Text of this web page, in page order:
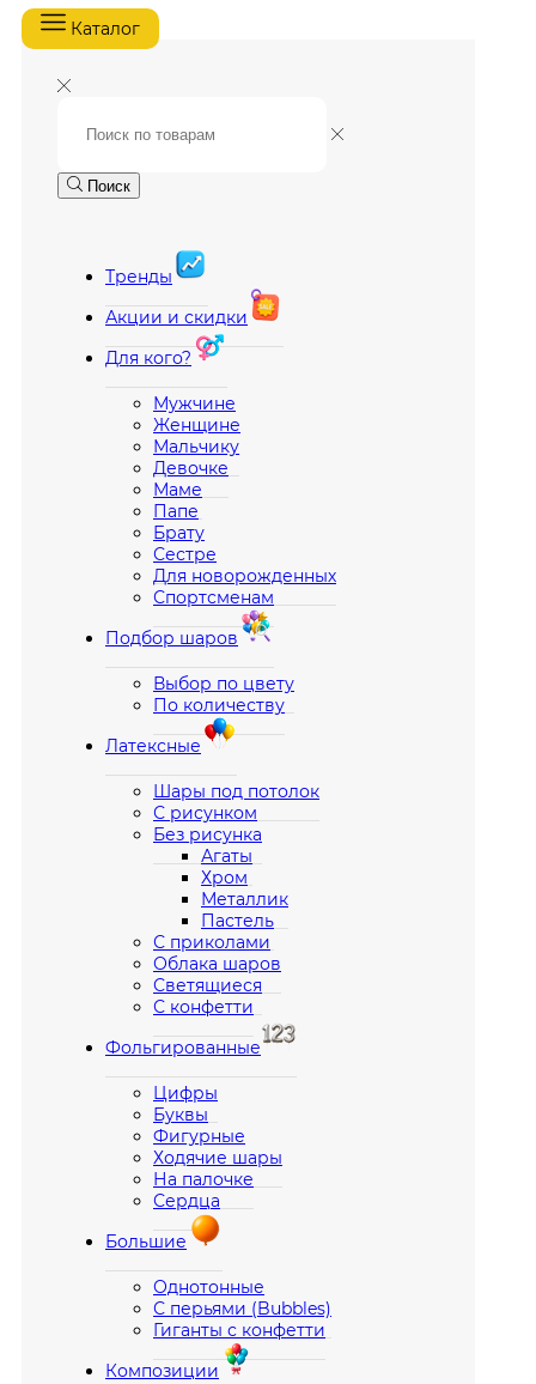
Каталог
Поиск
Тренды
Акции и скидки
Для кого?
Мужчине
Женщине
Мальчику
Девочке
Маме
Папе
Брату
Сестре
Для новорожденных
Спортсменам
Подбор шаров
Выбор по цвету
По количеству
Латексные
Шары под потолок
С рисунком
Без рисунка
Агаты
Хром
Металлик
Пастель
С приколами
Облака шаров
Светящиеся
С конфетти
Фольгированные
Цифры
Буквы
Фигурные
Ходячие шары
На палочке
Сердца
Большие
Однотонные
С перьями (Bubbles)
Гиганты с конфетти
Композиции